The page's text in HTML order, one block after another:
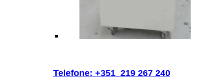
.
Telefone: +351 219 267 240